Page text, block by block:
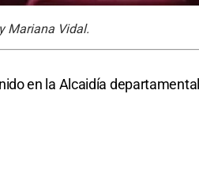
Mariana Vidal.
en la Alcaidía departamental